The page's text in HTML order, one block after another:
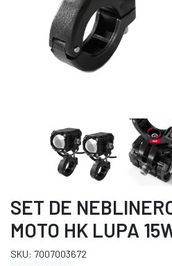
SET DE
MOTO HK LUPA
SKU: 7007003672